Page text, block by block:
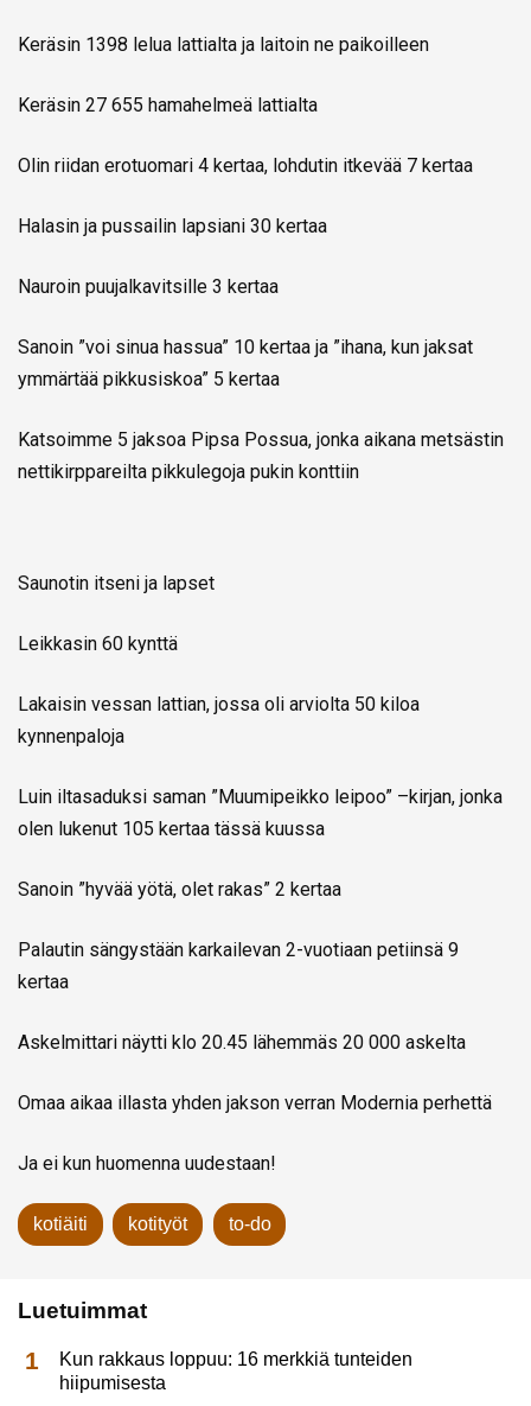
Keräsin 1398 lelua lattialta ja laitoin ne paikoilleen
Keräsin 27 655 hamahelmeä lattialta
Olin riidan erotuomari 4 kertaa, lohdutin itkevää 7 kertaa
Halasin ja pussailin lapsiani 30 kertaa
Nauroin puujalkavitsille 3 kertaa
Sanoin ”voi sinua hassua” 10 kertaa ja ”ihana, kun jaksat
ymmärtää pikkusiskoa” 5 kertaa
Katsoimme 5 jaksoa Pipsa Possua, jonka aikana metsästin
nettikirppareilta pikkulegoja pukin konttiin
Saunotin itseni ja lapset
Leikkasin 60 kynttä
Lakaisin vessan lattian, jossa oli arviolta 50 kiloa
kynnenpaloja
Luin iltasaduksi saman ”Muumipeikko leipoo” –kirjan, jonka
olen lukenut 105 kertaa tässä kuussa
Sanoin ”hyvää yötä, olet rakas” 2 kertaa
Palautin sängystään karkailevan 2-vuotiaan petiinsä 9
kertaa
Askelmittari näytti klo 20.45 lähemmäs 20 000 askelta
Omaa aikaa illasta yhden jakson verran Modernia perhettä
Ja ei kun huomenna uudestaan!
kotiäiti kotityöt to-do
Luetuimmat
Kun rakkaus loppuu: 16 merkkiä tunteiden
hiipumisesta